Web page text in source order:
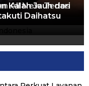
All New Terios
Kalah Jauh dari
Daihatsu